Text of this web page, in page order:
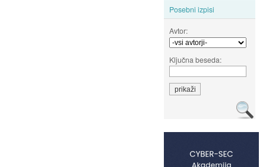
Posebni izpisi
Avtor:
Ključna beseda: